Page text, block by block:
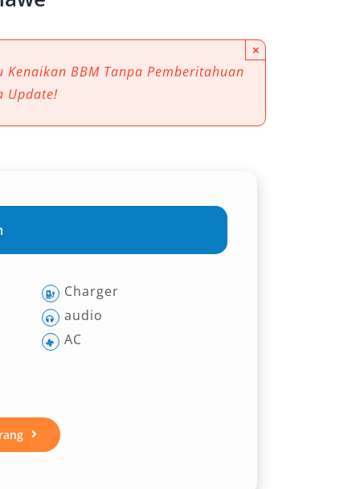
BBM Tanpa Pemberitahuan
Update!
×
Charger
audio
AC